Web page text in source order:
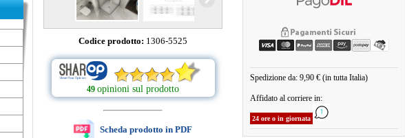
Codice prodotto: 1306-5525
49 opinioni sul prodotto
Scheda prodotto in PDF
Spedizione da: 9,90 € (in tutta Italia)
Affidato al corriere in:
24 ore o in giornata